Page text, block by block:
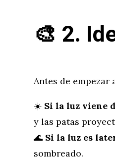
🎨 2.
Antes de empezar
☀️ Si la luz viene
y las patas
🌊 Si la luz es
sombreado.